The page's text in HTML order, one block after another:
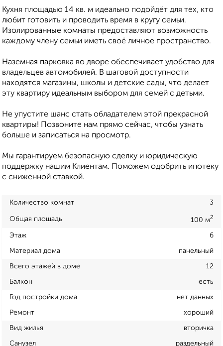
Кухня площадью 14 кв. м идеально подойдёт для тех, кто
любит готовить и проводить время в кругу семьи.
Изолированные комнаты предоставляют возможность
каждому члену семьи иметь своё личное пространство.
Наземная парковка во дворе обеспечивает удобство для
владельцев автомобилей. В шаговой доступности
находятся магазины, школы и детские сады, что делает
эту квартиру идеальным выбором для семей с детьми.
Не упустите шанс стать обладателем этой прекрасной
квартиры! Позвоните нам прямо сейчас, чтобы узнать
больше и записаться на просмотр.
Мы гарантируем безопасную сделку и юридическую
поддержку нашим Клиентам. Поможем одобрить ипотеку
с сниженной ставкой.
Количество комнат 3
Общая площадь 100 м2
Этаж 6
Материал дома панельный
Всего этажей в доме 12
Балкон есть
Год постройки дома нет данных
Ремонт хороший
Вид жилья вторичка
Санузел раздельный